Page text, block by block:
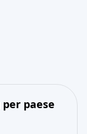
per paese